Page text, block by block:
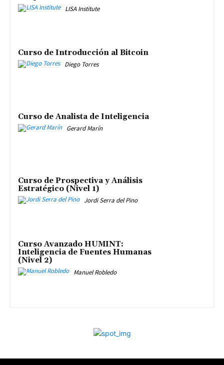
LISA Institute
Curso de Introducción al Bitcoin
Diego Torres
Curso de Analista de Inteligencia
Gerard Marín
Curso de Prospectiva y Análisis
Estratégico (Nivel 1)
Jordi Serra del Pino
Curso Avanzado HUMINT:
Inteligencia de Fuentes Humanas
(Nivel 2)
Manuel Robledo